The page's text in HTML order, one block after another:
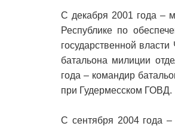
С декабря 2001 года –
Республике по
государственной
батальона милиции
года – командир
при Гудермесском ГОВД.
С сентября 2004 года